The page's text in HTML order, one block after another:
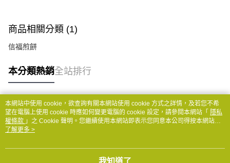
商品相關分類 (1)
信福煎餅
本分類熱銷全站排行
熱門標籤
本網站中使用 cookie，欲查詢有關本網站使用 cookie 方式之詳情，及若您不希
望在電腦上使用 cookie 時應如何變更電腦的 cookie 設定，請參閱本網站「 隱私
權條款 」之 Cookie 聲明。您繼續使用本網站即表示您同意本公司得按本網站使
用條款之 Cookie 聲明使用 cookie。
了解更多 >
我知道了